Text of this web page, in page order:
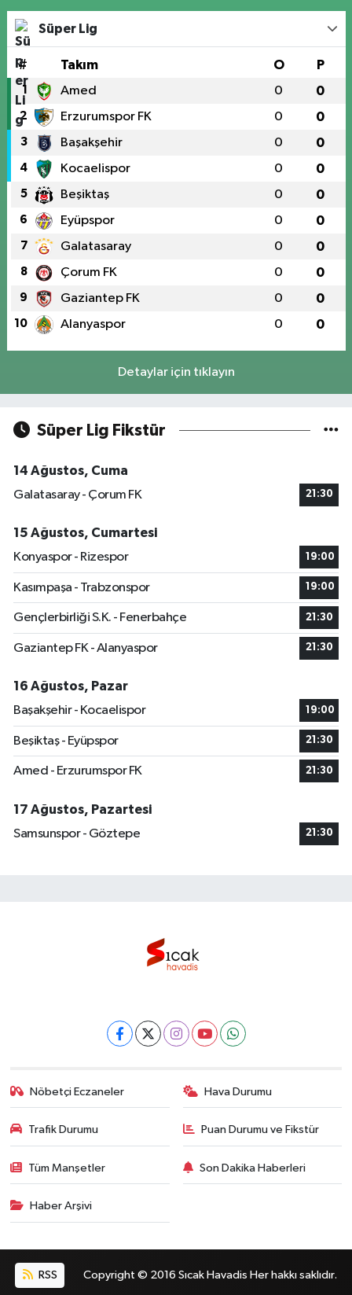
Süper Lig
# Takım O P
1 Amed 0 0
2 Erzurumspor FK 0 0
3 Başakşehir 0 0
4 Kocaelispor 0 0
5 Beşiktaş 0 0
6 Eyüpspor 0 0
7 Galatasaray 0 0
8 Çorum FK 0 0
9 Gaziantep FK 0 0
10 Alanyaspor 0 0
Detaylar için tıklayın
Süper Lig Fikstür
14 Ağustos, Cuma
Galatasaray - Çorum FK
21:30
15 Ağustos, Cumartesi
Konyaspor - Rizespor
19:00
Kasımpaşa - Trabzonspor 19:00
Gençlerbirliği S.K. - Fenerbahçe 21:30
Gaziantep FK - Alanyaspor 21:30
16 Ağustos, Pazar
Başakşehir - Kocaelispor
19:00
Beşiktaş - Eyüpspor 21:30
Amed - Erzurumspor FK 21:30
17 Ağustos, Pazartesi
Samsunspor - Göztepe
21:30
Nöbetçi Eczaneler Hava Durumu
Trafik Durumu Puan Durumu ve Fikstür
Tüm Manşetler Son Dakika Haberleri
Haber Arşivi
RSS Copyright © 2016 Sıcak Havadis Her hakkı saklıdır.